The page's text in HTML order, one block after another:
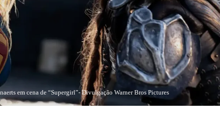
em cena de “Supergirl”- Divulgação Warner Bros Pictures